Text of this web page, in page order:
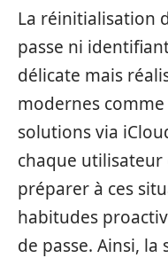
La réinitialisation
passe ni
délicate mais
modernes
solutions via
chaque
préparer à ces
habitudes
de passe. Ainsi,